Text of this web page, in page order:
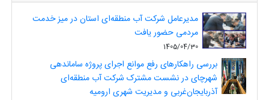
مدیرعامل شرکت آب منطقه‌ای استان در میز خدمت
مردمی حضور یافت
1405/04/30
بررسی راهکارهای رفع موانع اجرای پروژه ساماندهی
شهرچای در نشست مشترک شرکت آب منطقه‌ای
آذربایجان‌غربی و مدیریت شهری ارومیه